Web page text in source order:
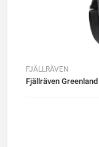
FJÄLLRÄVEN
Fjällräven